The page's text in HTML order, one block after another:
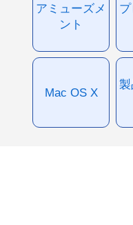
アミューズメ
ント
Mac OS X